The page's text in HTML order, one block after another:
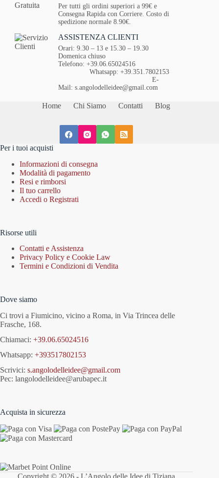
Per tutti gli ordini superiori a 99€ e
Consegna Rapida con Corriere. Costo di
spedizione normale 8.90€.
ASSISTENZA CLIENTI
Orari: 9.30 – 13 e 15.30 – 19.30
Domenica chiuso
Telefono: +39.06.65024516
Whatsapp: +39.351.7802153
E-
Mail: s.angolodelleidee@gmail.com
Home Chi Siamo Contatti Blog
Per i tuoi acquisti
Informazioni di consegna
Modalità di pagamento
Resi e rimborsi
Il tuo carrello
Accedi o Registrati
Risorse utili
Contatti e Assistenza
Privacy Policy e Cookie Law
Termini e Condizioni di Vendita
Dove siamo
Ci trovi a Fiumicino, vicino a Roma, in Via Trincea delle
Frasche, 168.
Chiamaci: +39.06.65024516
Whatsapp: +393517802153
Scrivici: s.angolodelleidee@gmail.com
Pec: langolodelleidee@arubapec.it
Acquista in sicurezza